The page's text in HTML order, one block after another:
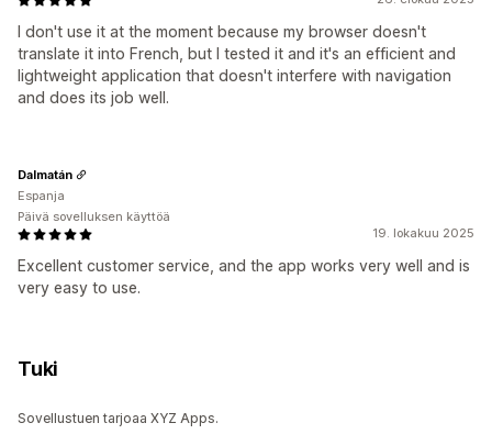
I don't use it at the moment because my browser doesn't
translate it into French, but I tested it and it's an efficient and
lightweight application that doesn't interfere with navigation
and does its job well.
19. lokakuu 2025
Excellent customer service, and the app works very well and is
very easy to use.
Dalmatán
Espanja
Päivä sovelluksen käyttöä
Tuki
Sovellustuen tarjoaa XYZ Apps.